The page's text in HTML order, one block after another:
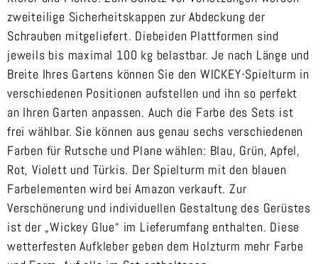
zweiteilige Sicherheitskappen zur Abdeckung der
Schrauben mitgeliefert. Diebeiden Plattformen sind
jeweils bis maximal 100 kg belastbar. Je nach Länge und
Breite Ihres Gartens können Sie den WICKEY-Spielturm in
verschiedenen Positionen aufstellen und ihn so perfekt
an Ihren Garten anpassen. Auch die Farbe des Sets ist
frei wählbar. Sie können aus genau sechs verschiedenen
Farben für Rutsche und Plane wählen: Blau, Grün, Apfel,
Rot, Violett und Türkis. Der Spielturm mit den blauen
Farbelementen wird bei Amazon verkauft. Zur
Verschönerung und individuellen Gestaltung des Gerüstes
ist der „Wickey Glue“ im Lieferumfang enthalten. Diese
wetterfesten Aufkleber geben dem Holzturm mehr Farbe